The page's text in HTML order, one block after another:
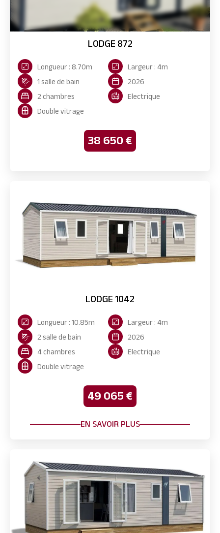
LODGE 872
Longueur : 8.70m
Largeur : 4m
1 salle de bain
2026
2 chambres
Electrique
Double vitrage
38 650 €
LODGE 1042
Longueur : 10.85m
Largeur : 4m
2 salle de bain
2026
4 chambres
Electrique
Double vitrage
49 065 €
EN SAVOIR PLUS